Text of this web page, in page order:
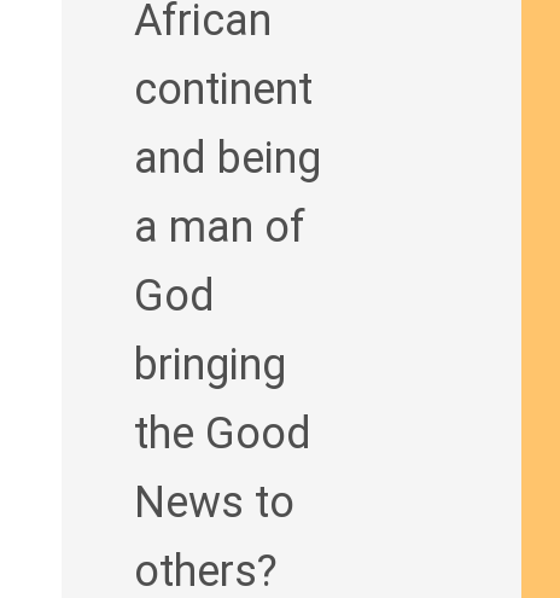
African
continent
and being
a man of
God
bringing
the Good
News to
others?